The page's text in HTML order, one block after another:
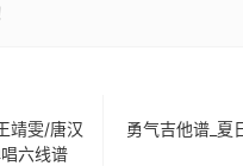
靖雯/唐汉
六线谱
勇气吉他谱_夏